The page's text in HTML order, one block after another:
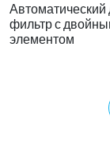
фильтр с
элементом